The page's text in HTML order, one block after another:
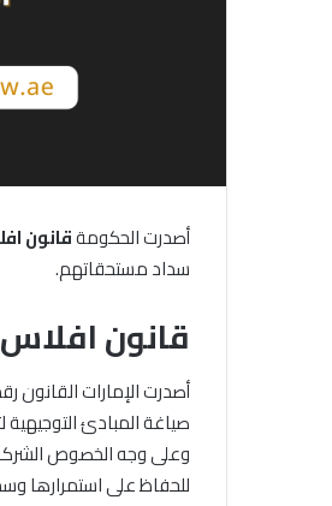
أصدرت الحكومةقانون
سداد مستحقاتهم.
قانون
صياغة المبادئ التوجيهية
وعلى وجه الخصوص
للحفاظ على استمرارها